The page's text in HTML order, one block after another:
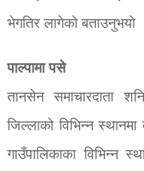
भेगतिर लागेको बताउनुभयो
पाल्पामा पसे
तानसेन समाचारदाता
जिल्लाको विभिन्न
गाउँपालिकाका विभिन्न